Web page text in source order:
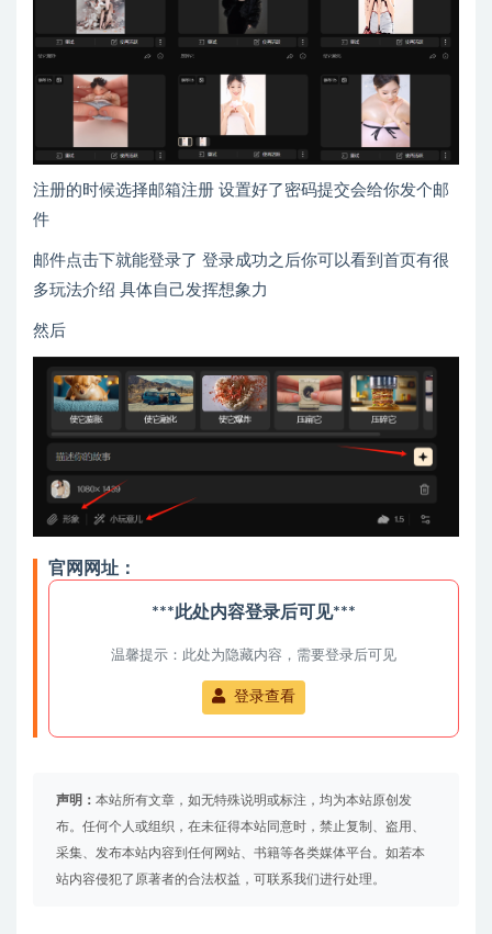
注册的时候选择邮箱注册 设置好了密码提交会给你发个邮
件
邮件点击下就能登录了 登录成功之后你可以看到首页有很
多玩法介绍 具体自己发挥想象力
然后
官网网址：
***此处内容登录后可见***
温馨提示：此处为隐藏内容，需要登录后可见
登录查看
声明： 本站所有文章，如无特殊说明或标注，均为本站原创发
布。任何个人或组织，在未征得本站同意时，禁止复制、盗用、
采集、发布本站内容到任何网站、书籍等各类媒体平台。如若本
站内容侵犯了原著者的合法权益，可联系我们进行处理。